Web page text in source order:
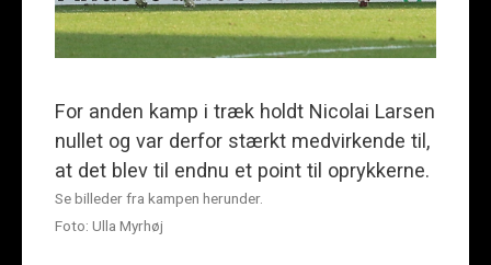
For anden kamp i træk holdt Nicolai Larsen
nullet og var derfor stærkt medvirkende til,
at det blev til endnu et point til oprykkerne.
Se billeder fra kampen herunder.
Foto: Ulla Myrhøj